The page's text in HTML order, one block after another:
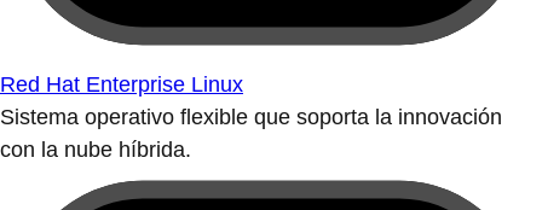
Red Hat Enterprise Linux
Sistema operativo flexible que soporta la innovación
con la nube híbrida.